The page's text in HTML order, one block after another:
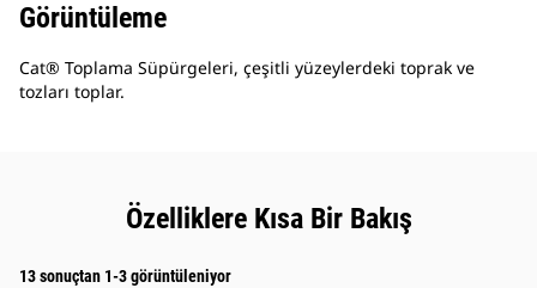
Görüntüleme
Cat® Toplama Süpürgeleri, çeşitli yüzeylerdeki toprak ve
tozları toplar.
Özelliklere Kısa Bir Bakış
13 sonuçtan 1-3 görüntüleniyor